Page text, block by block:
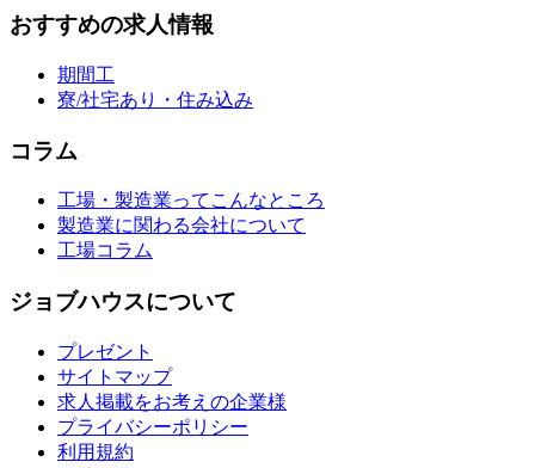
おすすめの求人情報
期間工
寮/社宅あり・住み込み
コラム
工場・製造業ってこんなところ
製造業に関わる会社について
工場コラム
ジョブハウスについて
プレゼント
サイトマップ
求人掲載をお考えの企業様
プライバシーポリシー
利用規約